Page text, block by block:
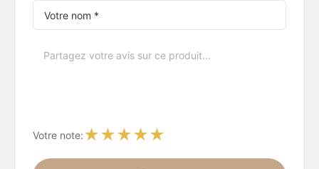
Votre note:★★★★★